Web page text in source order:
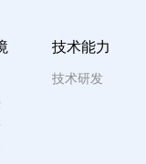
技术能力
技术研发